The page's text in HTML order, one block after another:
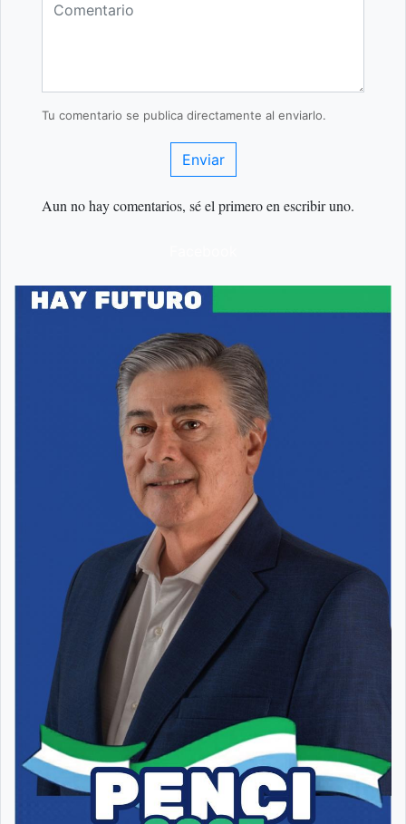
Tu comentario se publica directamente al enviarlo.
Enviar
Aun no hay comentarios, sé el primero en escribir uno.